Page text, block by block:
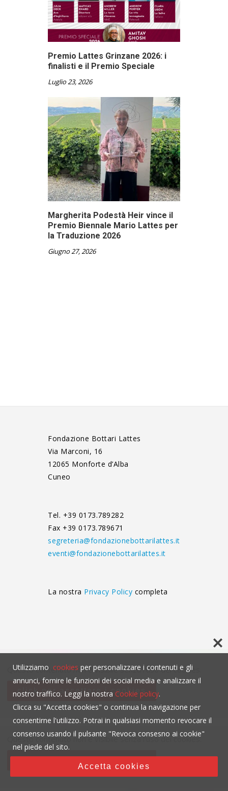
Premio Lattes Grinzane 2026: i
finalisti e il Premio Speciale
Luglio 23, 2026
Margherita Podestà Heir vince il
Premio Biennale Mario Lattes per
la Traduzione 2026
Giugno 27, 2026
Fondazione Bottari Lattes
Via Marconi, 16
12065 Monforte d’Alba
Cuneo
Tel. +39 0173.789282
Fax +39 0173.789671
segreteria@fondazionebottarilattes.it
eventi@fondazionebottarilattes.it
La nostra Privacy Policy completa
Questo contenuto non è visibile senza l'uso dei cookies.
click per accettare i cookies
Questo contenuto non è visibile senza l'uso dei cookies.
Utilizziamo cookies per personalizzare i contenuti e gli
annunci, fornire le funzioni dei social media e analizzare il
nostro traffico. Leggi la nostra Cookie policy.
Clicca su "Accetta cookies" o continua la navigazione per
consentirne l'utilizzo. Potrai in qualsiasi momento revocare il
consenso usando il pulsante "Revoca consesno ai cookie"
nel piede del sito.
Accetta cookies